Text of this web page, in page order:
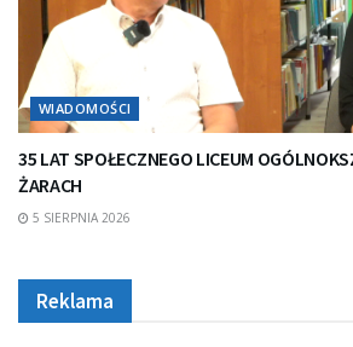
WIADOMOŚCI
35 LAT SPOŁECZNEGO LICEUM
ŻARACH
5 SIERPNIA 2026
Reklama